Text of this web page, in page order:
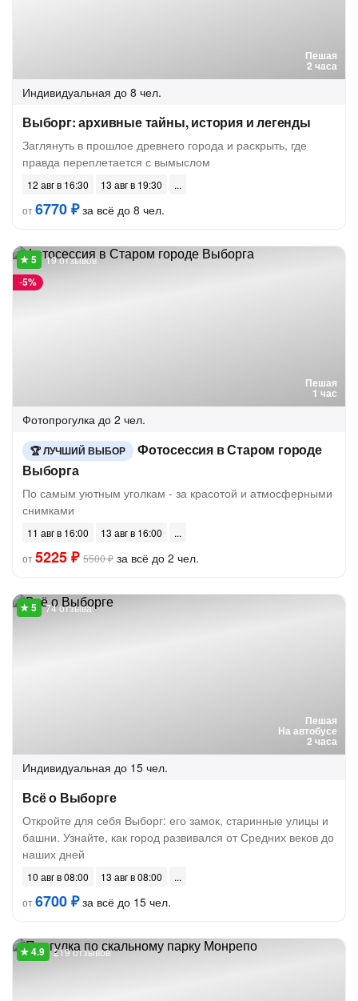
Пешая
2 часа
Индивидуальная до 8 чел.
Выборг: архивные тайны, история и легенды
Заглянуть в прошлое древнего города и раскрыть, где
правда переплетается с вымыслом
12 авг в 16:30
13 авг в 19:30
от6770 ₽за всё до 8 чел.
Пешая
1 час
-5%
19 отзывов
Фотопрогулка до 2 чел.
ЛУЧШИЙ ВЫБОР
Фотосессия в Старом городе
Выборга
По самым уютным уголкам - за красотой и атмосферными
снимками
11 авг в 16:00
13 авг в 16:00
от5225 ₽ 5500 ₽ за всё до 2 чел.
Пешая
На автобусе
2 часа
74 отзыва
Индивидуальная до 15 чел.
Всё о Выборге
Откройте для себя Выборг: его замок, старинные улицы и
башни. Узнайте, как город развивался от Средних веков до
наших дней
10 авг в 08:00
13 авг в 08:00
от6700 ₽за всё до 15 чел.
219 отзывов